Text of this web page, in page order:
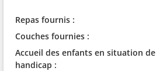
Repas fournis :
Couches fournies :
Accueil des enfants en situation de
handicap :